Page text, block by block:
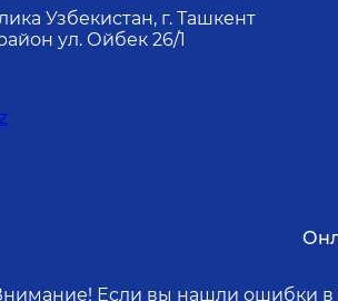
Узбекистан, г. Ташкент
ул. Ойбек 26/1
Если вы нашли ошибки в